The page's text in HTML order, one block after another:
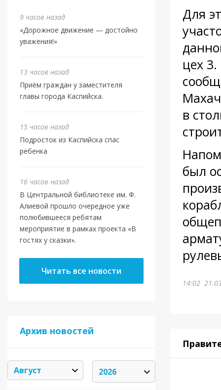
9 часов назад
«Дорожное движение — достойно
уважения!»
13 часов назад
Приём граждан у заместителя
главы города Каспийска.
15 часов назад
Подросток из Каспийска спас
ребенка
16 часов назад
В Центральной библиотеке им. Ф.
Алиевой прошло очередное уже
полюбившееся ребятам
мероприятие в рамках проекта «В
гостях у сказки».
Читать все новости
Архив новостей
Для
цех
в
был
14:02